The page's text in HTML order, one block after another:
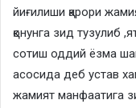
йиғилиши қарори
қонунга зид тузулиб
сотиш оддий ёзма
асосида деб устав
жамият манфаатига